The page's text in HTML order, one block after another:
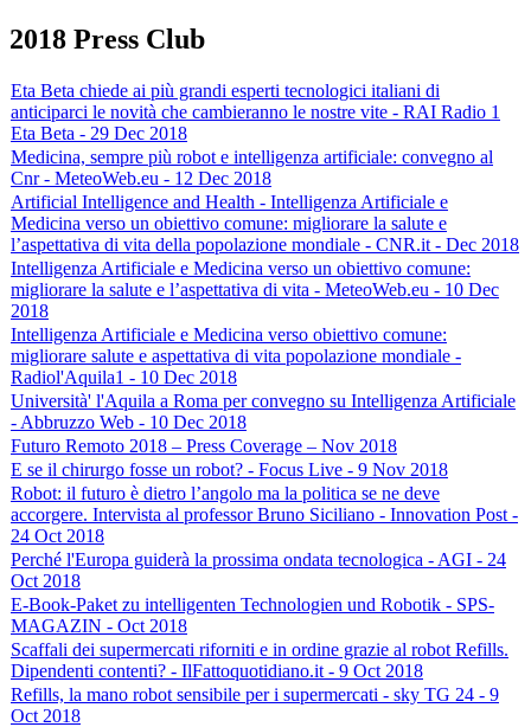
2018 Press Club
Eta Beta chiede ai più grandi esperti tecnologici italiani di
anticiparci le novità che cambieranno le nostre vite - RAI Radio 1
Eta Beta - 29 Dec 2018
Medicina, sempre più robot e intelligenza artificiale: convegno al
Cnr - MeteoWeb.eu - 12 Dec 2018
Artificial Intelligence and Health - Intelligenza Artificiale e
Medicina verso un obiettivo comune: migliorare la salute e
l’aspettativa di vita della popolazione mondiale - CNR.it - Dec 2018
Intelligenza Artificiale e Medicina verso un obiettivo comune:
migliorare la salute e l’aspettativa di vita - MeteoWeb.eu - 10 Dec
2018
Intelligenza Artificiale e Medicina verso obiettivo comune:
migliorare salute e aspettativa di vita popolazione mondiale -
Radiol'Aquila1 - 10 Dec 2018
Università' l'Aquila a Roma per convegno su Intelligenza Artificiale
- Abbruzzo Web - 10 Dec 2018
Futuro Remoto 2018 – Press Coverage – Nov 2018
E se il chirurgo fosse un robot? - Focus Live - 9 Nov 2018
Robot: il futuro è dietro l’angolo ma la politica se ne deve
accorgere. Intervista al professor Bruno Siciliano - Innovation Post -
24 Oct 2018
Perché l'Europa guiderà la prossima ondata tecnologica - AGI - 24
Oct 2018
E-Book-Paket zu intelligenten Technologien und Robotik - SPS-
MAGAZIN - Oct 2018
Scaffali dei supermercati riforniti e in ordine grazie al robot Refills.
Dipendenti contenti? - IlFattoquotidiano.it - 9 Oct 2018
Refills, la mano robot sensibile per i supermercati - sky TG 24 - 9
Oct 2018